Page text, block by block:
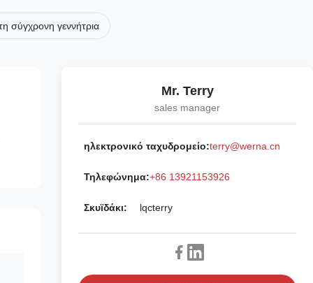
σύγχρονη γεννήτρια
Mr. Terry
sales manager
ηλεκτρονικό ταχυδρομείο:terry@werna.cn
Τηλεφώνημα:+86 13921153926
Σκυϊδάκι: lqcterry